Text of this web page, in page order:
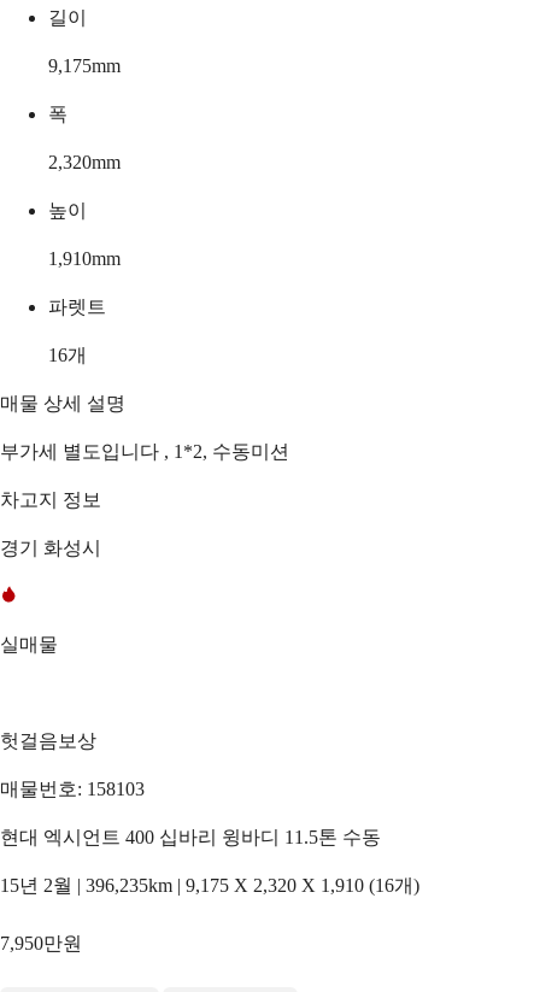
길이
9,175mm
폭
2,320mm
높이
1,910mm
파렛트
16개
매물 상세 설명
부가세 별도입니다 , 1*2, 수동미션
차고지 정보
경기 화성시
실매물
헛걸음보상
매물번호: 158103
현대 엑시언트 400 십바리 윙바디 11.5톤 수동
15년 2월 | 396,235km | 9,175 X 2,320 X 1,910 (16개)
7,950만원